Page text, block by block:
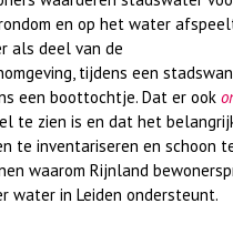
en op het water
als deel van de
tijdens een
een boottochtje. Dat er ook
te zien is en dat het
te inventariseren en schoon
waarom Rijnland
water in Leiden ondersteunt.